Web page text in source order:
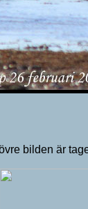
bilden är